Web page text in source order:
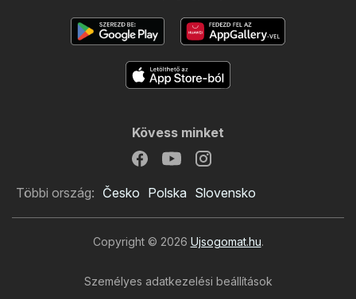
Kövess minket
Többi ország: Česko Polska Slovensko
Copyright © 2026 Ujsogomat.hu.
Személyes adatkezelési beállítások